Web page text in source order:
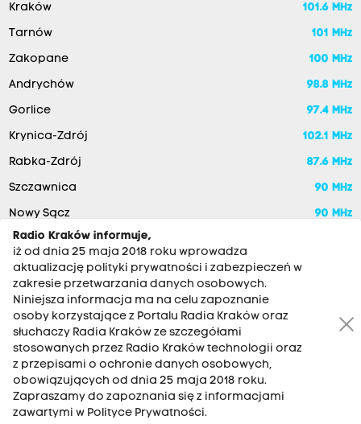
Kraków 101.6 MHz
Tarnów 101 MHz
Zakopane 100 MHz
Andrychów 98.8 MHz
Gorlice 97.4 MHz
Krynica-Zdrój 102.1 MHz
Rabka-Zdrój 87.6 MHz
Szczawnica 90 MHz
Nowy Sącz 90 MHz
RADIO KRAKÓW SA. Aleja Juliusza Słowackiego 22, 30-007
Kraków
Antena: 12 200 33 33
Radio Kraków informuje,
iż od dnia 25 maja 2018 roku wprowadza
aktualizację polityki prywatności i zabezpieczeń w
zakresie przetwarzania danych osobowych.
Niniejsza informacja ma na celu zapoznanie
osoby korzystające z Portalu Radia Kraków oraz
słuchaczy Radia Kraków ze szczegółami
stosowanych przez Radio Kraków technologii oraz
z przepisami o ochronie danych osobowych,
obowiązujących od dnia 25 maja 2018 roku.
Zapraszamy do zapoznania się z informacjami
zawartymi w Polityce Prywatności.